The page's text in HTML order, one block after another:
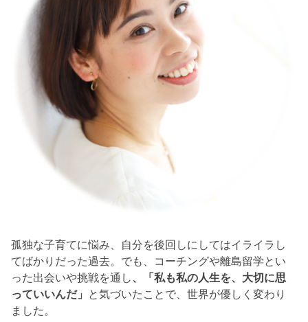
孤独な子育てに悩み、自分を後回しにしてはイライラし
てばかりだった過去。でも、コーチングや離島留学とい
った出会いや挑戦を通し、「私も私の人生を、大切に思
っていいんだ」 と気づいたことで、世界が優しく変わり
ました。